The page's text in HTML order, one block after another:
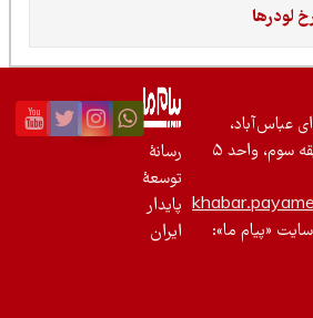
ما»:
رسانۀ
توسعۀ
پایدار
ایران